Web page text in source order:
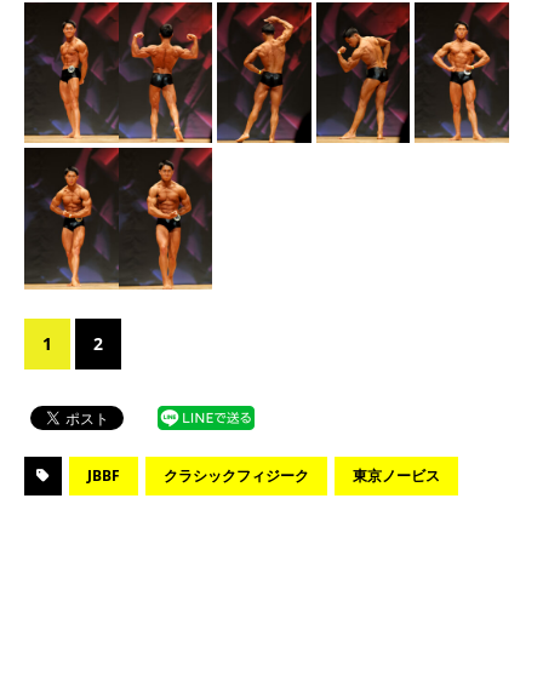
1 2
JBBF クラシックフィジーク 東京ノービス